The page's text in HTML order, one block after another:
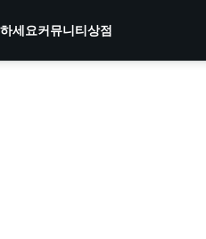
세요커뮤니티상점